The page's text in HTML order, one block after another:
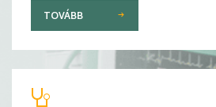
TOVÁBB